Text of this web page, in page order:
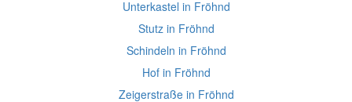
Unterkastel in Fröhnd
Stutz in Fröhnd
Schindeln in Fröhnd
Hof in Fröhnd
Zeigerstraße in Fröhnd